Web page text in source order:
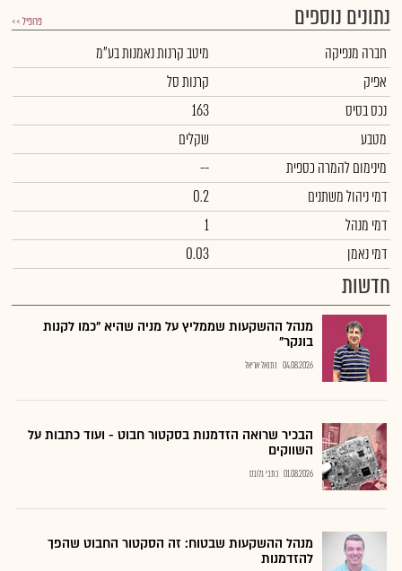
נתונים נוספים פרופיל >>
חברה מנפיקה
מיטב קרנות נאמנות בע"מ
אפיק
קרנות סל
נכס בסיס
163
מטבע
שקלים
מינימום להמרה כספית
--
דמי ניהול משתנים
0.2
דמי מנהל
1
דמי נאמן
0.03
חדשות
מנהל ההשקעות שממליץ על מניה שהיא "כמו לקנות
בונקר"
04.08.2026 נתנאל אריאל
הבכיר שרואה הזדמנות בסקטור חבוט - ועוד כתבות על
השווקים
01.08.2026 כתבי גלובס
מנהל ההשקעות שבטוח: זה הסקטור החבוט שהפך
להזדמנות